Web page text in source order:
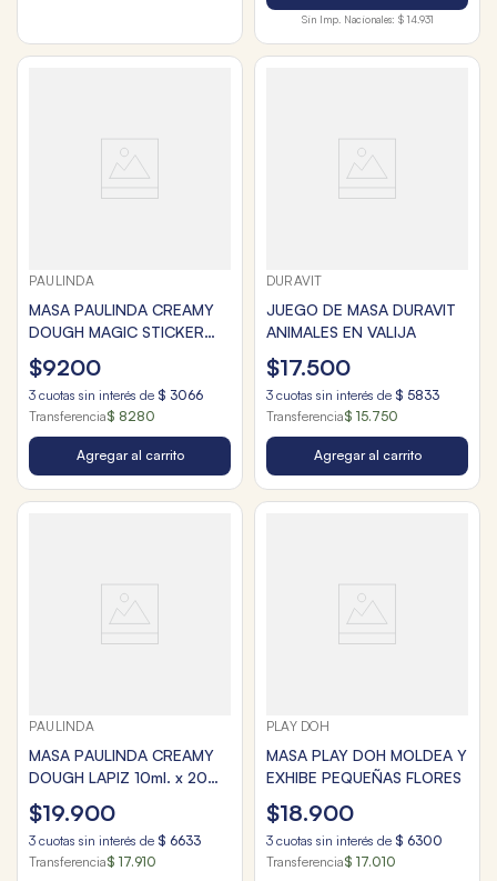
Sin Imp. Nacionales: $ 14.931
PAULINDA
MASA PAULINDA CREAMY
DOUGH MAGIC STICKER
OWL
$9200
3 cuotas sin interés de $ 3066
Transferencia$ 8280
Agregar al carrito
DURAVIT
JUEGO DE MASA DURAVIT
ANIMALES EN VALIJA
$17.500
3 cuotas sin interés de $ 5833
Transferencia$ 15.750
Agregar al carrito
PAULINDA
MASA PAULINDA CREAMY
DOUGH LAPIZ 10ml. x 20
DRUM STANDARD
$19.900
3 cuotas sin interés de $ 6633
Transferencia$ 17.910
PLAY DOH
MASA PLAY DOH MOLDEA Y
EXHIBE PEQUEÑAS FLORES
$18.900
3 cuotas sin interés de $ 6300
Transferencia$ 17.010